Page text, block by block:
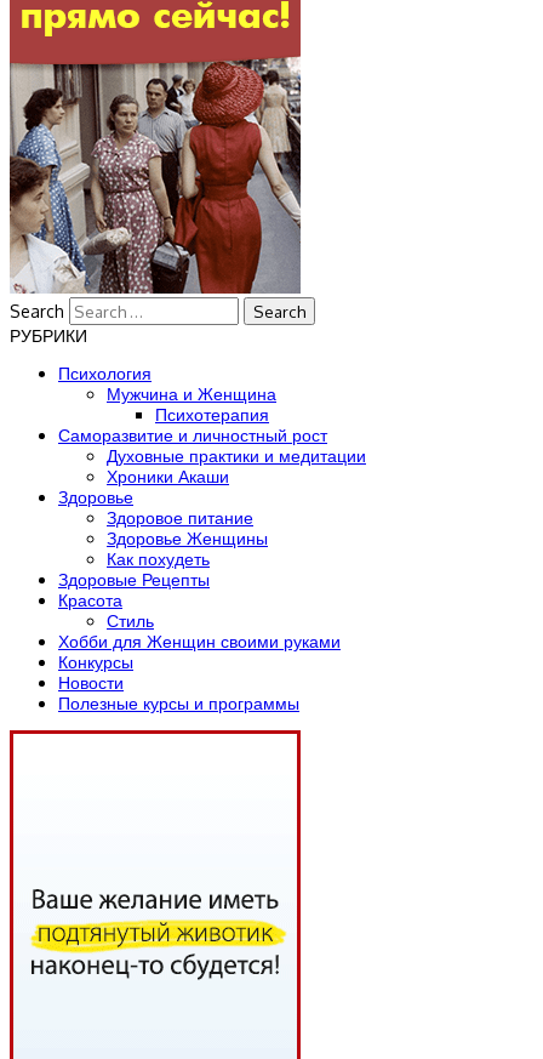
Search
РУБРИКИ
Психология
Мужчина и Женщина
Психотерапия
Саморазвитие и личностный рост
Духовные практики и медитации
Хроники Акаши
Здоровье
Здоровое питание
Здоровье Женщины
Как похудеть
Здоровые Рецепты
Красота
Стиль
Хобби для Женщин своими руками
Конкурсы
Новости
Полезные курсы и программы